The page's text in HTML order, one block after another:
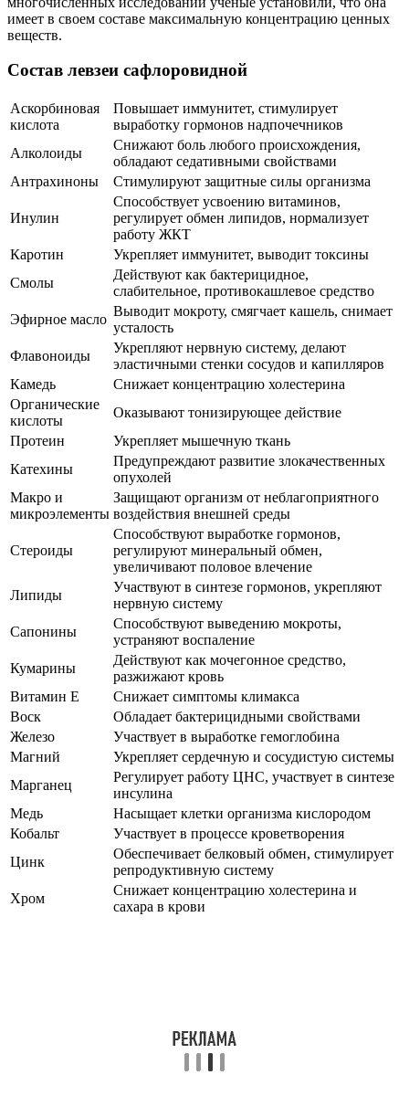
имеет в своем составе максимальную концентрацию ценных
веществ.
Состав левзеи сафлоровидной
Аскорбиновая
кислота
Повышает иммунитет, стимулирует
выработку гормонов надпочечников
Алколоиды
Снижают боль любого происхождения,
обладают седативными свойствами
Антрахиноны
Стимулируют защитные силы организма
Инулин
Способствует усвоению витаминов,
регулирует обмен липидов, нормализует
работу ЖКТ
Каротин
Укрепляет иммунитет, выводит токсины
Смолы
Действуют как бактерицидное,
слабительное, противокашлевое средство
Эфирное масло
Выводит мокроту, смягчает кашель, снимает
усталость
Флавоноиды
Укрепляют нервную систему, делают
эластичными стенки сосудов и капилляров
Камедь
Снижает концентрацию холестерина
Органические
кислоты
Оказывают тонизирующее действие
Протеин
Укрепляет мышечную ткань
Катехины
Предупреждают развитие злокачественных
опухолей
Макро и
микроэлементы
Защищают организм от неблагоприятного
воздействия внешней среды
Стероиды
Способствуют выработке гормонов,
регулируют минеральный обмен,
увеличивают половое влечение
Липиды
Участвуют в синтезе гормонов, укрепляют
нервную систему
Сапонины
Способствуют выведению мокроты,
устраняют воспаление
Кумарины
Действуют как мочегонное средство,
разжижают кровь
Витамин Е
Снижает симптомы климакса
Воск
Обладает бактерицидными свойствами
Железо
Участвует в выработке гемоглобина
Магний
Укрепляет сердечную и сосудистую системы
Марганец
Регулирует работу ЦНС, участвует в синтезе
инсулина
Медь
Насыщает клетки организма кислородом
Кобальт
Участвует в процессе кроветворения
Цинк
Обеспечивает белковый обмен, стимулирует
репродуктивную систему
Хром
Снижает концентрацию холестерина и
сахара в крови